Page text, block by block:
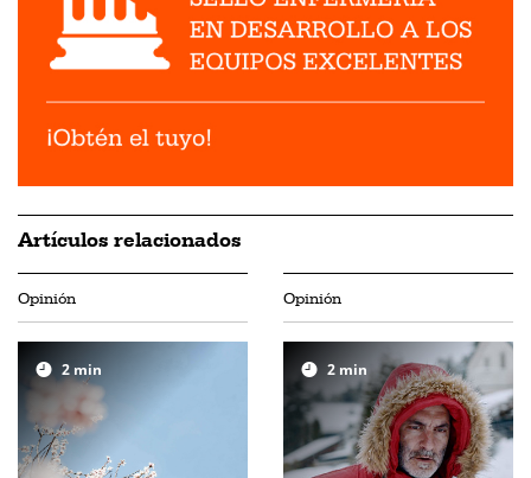
Artículos relacionados
Opinión
2 min
Opinión
2 min